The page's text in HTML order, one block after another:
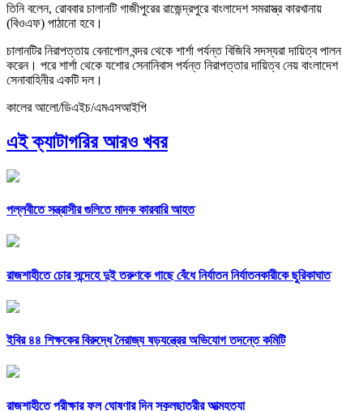
তিনি বলেন, রোববার চালানটি গাজীপুরের রাজেন্দ্রপুরে বাংলাদেশ সমরাস্ত্র কারখানায়
(বিওএফ) পাঠানো হবে।
চালানটির নিরাপত্তায় বেনাপোল বন্দর থেকে শার্শা পর্যন্ত বিজিবি সদস্যরা দায়িত্ব পালন
করেন। পরে শার্শা থেকে যশোর সেনানিবাস পর্যন্ত নিরাপত্তার দায়িত্ব নেয় বাংলাদেশ
সেনাবাহিনীর একটি দল।
কালের আলো/ডিএইচ/এমএসআইপি
এই ক্যাটাগরির আরও খবর
পল্লবীতে সন্ত্রাসীর গুলিতে মাদক কারবারি আহত
রাজশাহীতে চোর সন্দেহে দুই তরুণকে গাছে বেঁধে নির্যাতন নির্যাতনকারীকে ছুরিকাঘাত
ইবির ৪৪ শিক্ষকের বিরুদ্ধে নৈরাজ্য ষড়যন্ত্রের অভিযোগ তদন্তে কমিটি
রাজশাহীতে পরীক্ষার ফল ঘোষণার দিন স্কুলছাত্রীর আত্মহত্যা